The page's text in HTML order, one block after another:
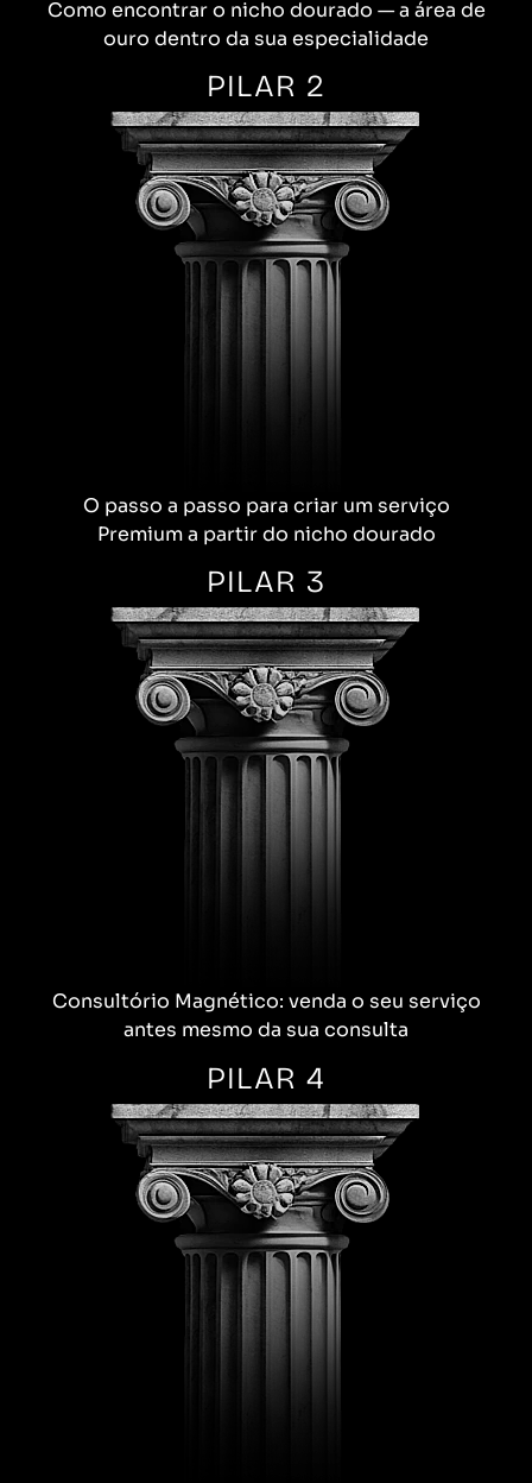
Como encontrar o nicho dourado — a área de
ouro dentro da sua especialidade
PILAR 2
O passo a passo para criar um serviço
Premium a partir do nicho dourado
PILAR 3
Consultório Magnético: venda o seu serviço
antes mesmo da sua consulta
PILAR 4